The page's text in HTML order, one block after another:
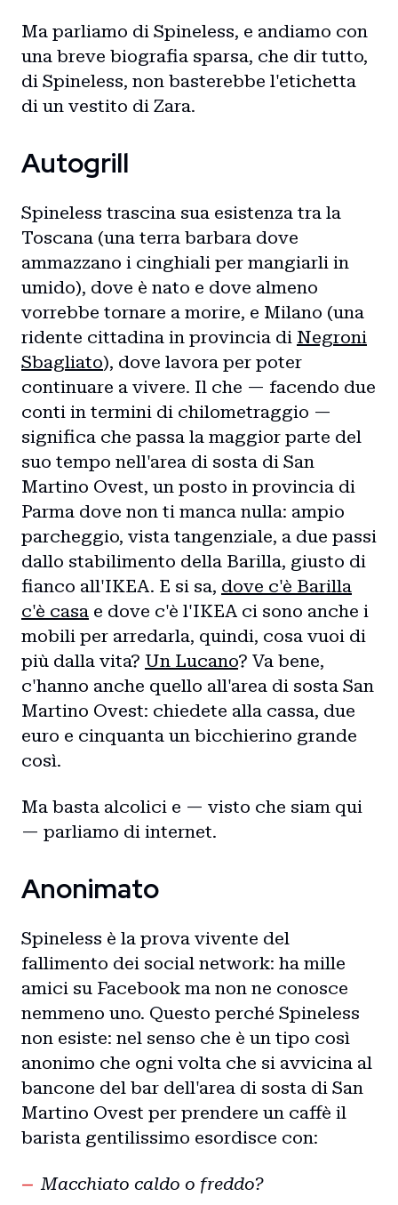
Ma parliamo di Spineless, e andiamo con
una breve biografia sparsa, che dir tutto,
di Spineless, non basterebbe l'etichetta
di un vestito di Zara.
Autogrill
Spineless trascina sua esistenza tra la
Toscana (una terra barbara dove
ammazzano i cinghiali per mangiarli in
umido), dove è nato e dove almeno
vorrebbe tornare a morire, e Milano (una
ridente cittadina in provincia di Negroni
Sbagliato), dove lavora per poter
continuare a vivere. Il che — facendo due
conti in termini di chilometraggio —
significa che passa la maggior parte del
suo tempo nell'area di sosta di San
Martino Ovest, un posto in provincia di
Parma dove non ti manca nulla: ampio
parcheggio, vista tangenziale, a due passi
dallo stabilimento della Barilla, giusto di
fianco all'IKEA. E si sa, dove c'è Barilla
c'è casa e dove c'è l'IKEA ci sono anche i
mobili per arredarla, quindi, cosa vuoi di
più dalla vita? Un Lucano? Va bene,
c'hanno anche quello all'area di sosta San
Martino Ovest: chiedete alla cassa, due
euro e cinquanta un bicchierino grande
così.
Ma basta alcolici e — visto che siam qui
— parliamo di internet.
Anonimato
Spineless è la prova vivente del
fallimento dei social network: ha mille
amici su Facebook ma non ne conosce
nemmeno uno. Questo perché Spineless
non esiste: nel senso che è un tipo così
anonimo che ogni volta che si avvicina al
bancone del bar dell'area di sosta di San
Martino Ovest per prendere un caffè il
barista gentilissimo esordisce con:
Macchiato caldo o freddo?